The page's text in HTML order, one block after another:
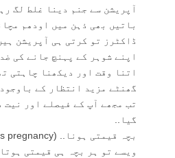
آپریشن سے جنم دینا غلط لگ
باتیں بھی ذہن میں اودھم
ڈاکٹرز تو کرتی ہی آپریشن
اپنے شوہر کے پہنچ جانے کی
اتنا وقت اور دیکھنا چاہتی
گھنٹے مزید انتظار کے
تب مجھے آپ کے فیصلے اور نیت
گیا..
بچہ قیمتی ہونا.. (precious pregnancy)
ویسے تو ہر بچہ ہی قیمتی